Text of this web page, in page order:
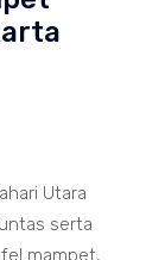
Utara
serta
mampet,